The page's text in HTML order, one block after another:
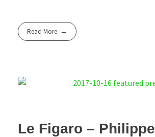
Read More
Le Figaro – Philippe